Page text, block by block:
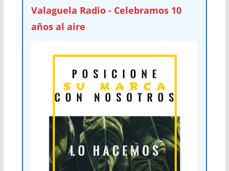
Valaguela Radio - Celebramos 10
años al aire